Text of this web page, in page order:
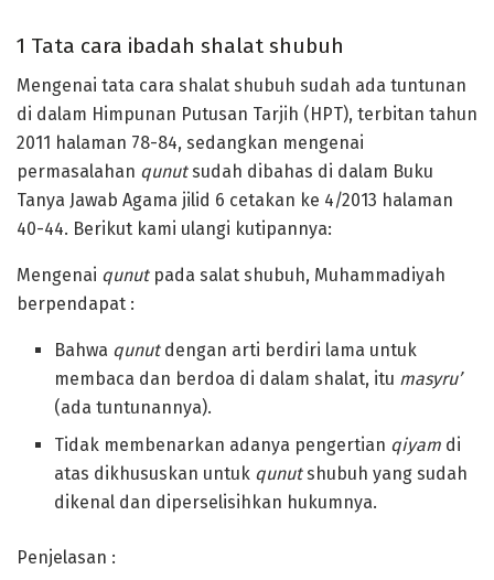
1 Tata cara ibadah shalat shubuh
Mengenai tata cara shalat shubuh sudah ada tuntunan
di dalam Himpunan Putusan Tarjih (HPT), terbitan tahun
2011 halaman 78-84, sedangkan mengenai
permasalahan qunutsudah dibahas di dalam Buku
Tanya Jawab Agama jilid 6 cetakan ke 4/2013 halaman
40-44. Berikut kami ulangi kutipannya:
Mengenai qunutpada salat shubuh, Muhammadiyah
berpendapat :
Bahwa qunutdengan arti berdiri lama untuk
membaca dan berdoa di dalam shalat, itu masyru’
(ada tuntunannya).
Tidak membenarkan adanya pengertian qiyam di
atas dikhususkan untuk qunutshubuh yang sudah
dikenal dan diperselisihkan hukumnya.
Penjelasan :